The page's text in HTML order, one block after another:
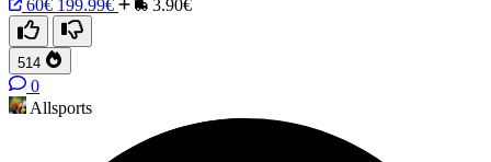
60€ 199.99€ 3.90€
514
0
Allsports